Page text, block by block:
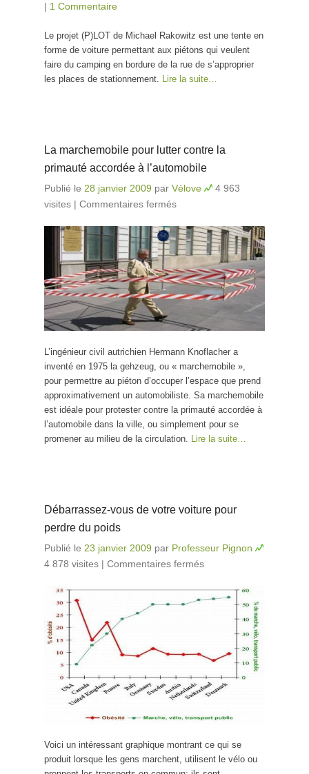
| 1 Commentaire
Le projet (P)LOT de Michael Rakowitz est une tente en
forme de voiture permettant aux piétons qui veulent
faire du camping en bordure de la rue de s’approprier
les places de stationnement. Lire la suite…
La marchemobile pour lutter contre la
primauté accordée à l’automobile
Publié le 28 janvier 2009 par Vélove
4 963
visites | Commentaires fermés
primauté accordée à
l’automobile
L’ingénieur civil autrichien Hermann Knoflacher a
inventé en 1975 la gehzeug, ou « marchemobile »,
pour permettre au piéton d’occuper l’espace que prend
approximativement un automobiliste. Sa marchemobile
est idéale pour protester contre la primauté accordée à
l’automobile dans la ville, ou simplement pour se
promener au milieu de la circulation. Lire la suite…
Débarrassez-vous de votre voiture pour
perdre du poids
Publié le 23 janvier 2009 par Professeur Pignon
4 878 visites | Commentaires fermés
vous de votre
voiture pour
perdre du poids
Voici un intéressant graphique montrant ce qui se
produit lorsque les gens marchent, utilisent le vélo ou